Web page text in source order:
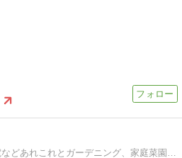
太陽光発電の状況、節電などあれこれとガーデニング、家庭菜園、山登り、ハイキング、旅行 など日々の出来事をあれこれと